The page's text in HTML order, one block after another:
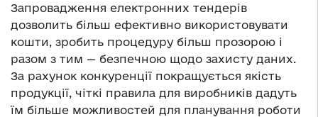
Запровадження електронних тендерів
дозволить більш ефективно використовувати
кошти, зробить процедуру більш прозорою і
разом з тим — безпечною щодо захисту даних.
За рахунок конкуренції покращується якість
продукції, чіткі правила для виробників дадуть
їм більше можливостей для планування роботи